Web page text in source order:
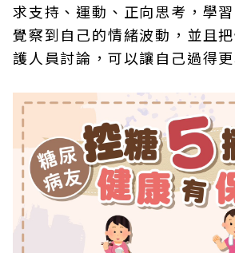
求支持、運動、正向思考，學
覺察到自己的情緒波動，並且
護人員討論，可以讓自己過得更